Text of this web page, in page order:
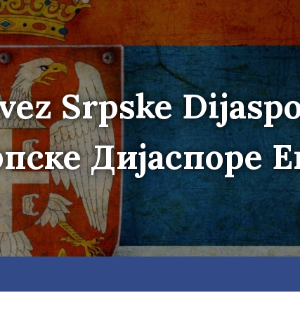
Srpske
Дијаспоре